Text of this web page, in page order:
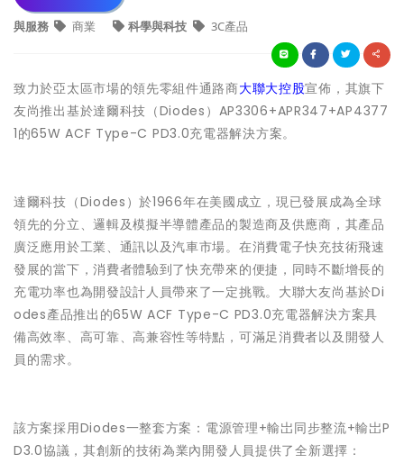
與服務 商業 科學與科技 3C產品
致力於亞太區市場的領先零組件通路商大聯大控股宣佈，其旗下
友尚推出基於達爾科技（Diodes）AP3306+APR347+AP4377
1的65W ACF Type-C PD3.0充電器解決方案。
達爾科技（Diodes）於1966年在美國成立，現已發展成為全球
領先的分立、邏輯及模擬半導體產品的製造商及供應商，其產品
廣泛應用於工業、通訊以及汽車市場。在消費電子快充技術飛速
發展的當下，消費者體驗到了快充帶來的便捷，同時不斷增長的
充電功率也為開發設計人員帶來了一定挑戰。大聯大友尚基於Di
odes產品推出的65W ACF Type-C PD3.0充電器解決方案具
備高效率、高可靠、高兼容性等特點，可滿足消費者以及開發人
員的需求。
該方案採用Diodes一整套方案：電源管理+輸岀同步整流+輸岀P
D3.0協議，其創新的技術為業內開發人員提供了全新選擇：